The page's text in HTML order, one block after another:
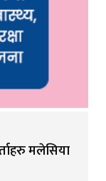
मलेसिया